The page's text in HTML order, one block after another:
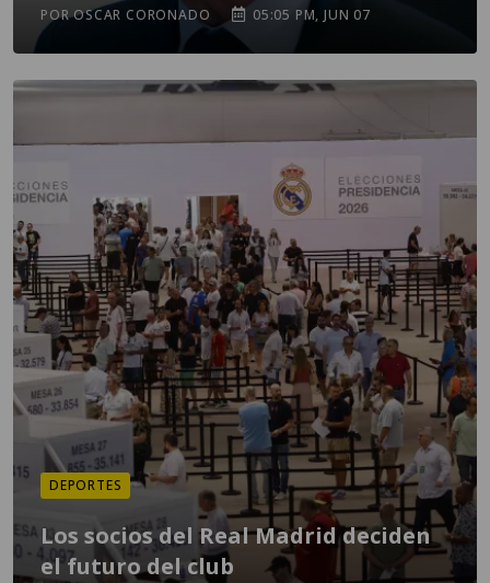
POR OSCAR CORONADO 05:05 PM, JUN 07
DEPORTES
Los socios del Real Madrid deciden
el futuro del club